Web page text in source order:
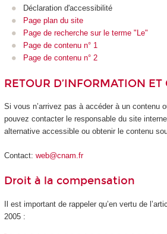
Déclaration d'accessibilité
Page plan du site
Page de recherche sur le terme "Le"
Page de contenu n° 1
Page de contenu n° 2
RETOUR D’INFORMATION ET
Si vous n’arrivez pas à accéder à un contenu
pouvez contacter le responsable du site
alternative accessible ou obtenir le contenu
Contact: web@cnam.fr
Droit à la compensation
Il est important de rappeler qu’en vertu de
2005 :